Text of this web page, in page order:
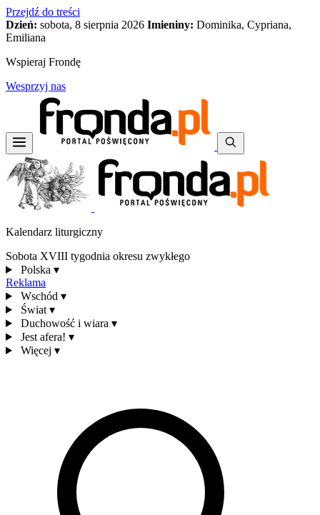
Przejdź do treści
Dzień: sobota, 8 sierpnia 2026 Imieniny: Dominika, Cypriana,
Emiliana
Wspieraj Frondę
Wesprzyj nas
Kalendarz liturgiczny
Sobota XVIII tygodnia okresu zwykłego
Polska ▾
Reklama
Wschód ▾
Świat ▾
Duchowość i wiara ▾
Jest afera! ▾
Więcej ▾